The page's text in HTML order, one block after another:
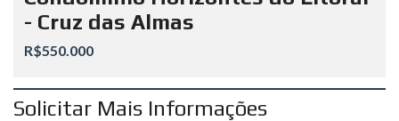
- Cruz das Almas
R$550.000
Solicitar Mais Informações